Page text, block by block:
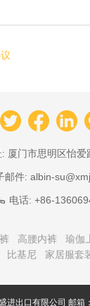
厦门市思明区怡爱
邮件: albin-
电话: +86-
高腰内裤 瑜伽
比基尼 家居服套
进出口有限公司 邮